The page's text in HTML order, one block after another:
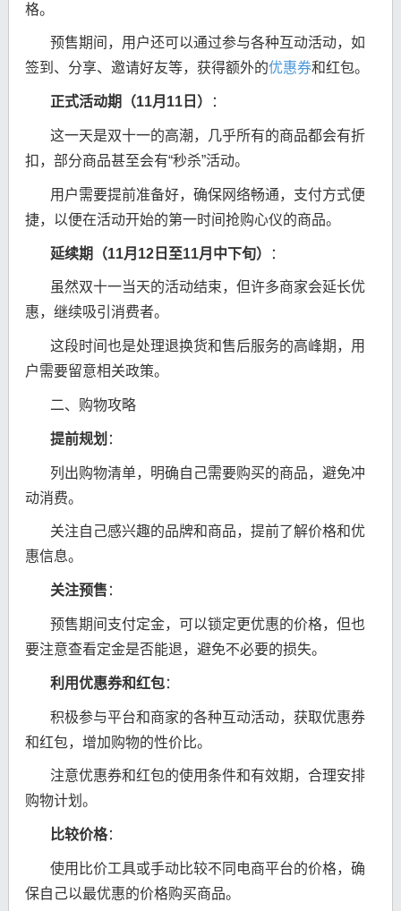
格。
预售期间，用户还可以通过参与各种互动活动，如
签到、分享、邀请好友等，获得额外的优惠券和红包。
正式活动期（11月11日） ：
这一天是双十一的高潮，几乎所有的商品都会有折
扣，部分商品甚至会有“秒杀”活动。
用户需要提前准备好，确保网络畅通，支付方式便
捷，以便在活动开始的第一时间抢购心仪的商品。
延续期（11月12日至11月中下旬） ：
虽然双十一当天的活动结束，但许多商家会延长优
惠，继续吸引消费者。
这段时间也是处理退换货和售后服务的高峰期，用
户需要留意相关政策。
二、购物攻略
提前规划 ：
列出购物清单，明确自己需要购买的商品，避免冲
动消费。
关注自己感兴趣的品牌和商品，提前了解价格和优
惠信息。
关注预售 ：
预售期间支付定金，可以锁定更优惠的价格，但也
要注意查看定金是否能退，避免不必要的损失。
利用优惠券和红包：
积极参与平台和商家的各种互动活动，获取优惠券
和红包，增加购物的性价比。
注意优惠券和红包的使用条件和有效期，合理安排
购物计划。
比较价格：
使用比价工具或手动比较不同电商平台的价格，确
保自己以最优惠的价格购买商品。